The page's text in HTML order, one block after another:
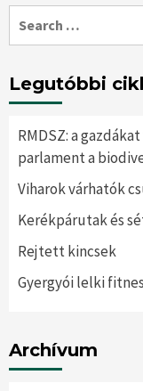
Legutóbbi
RMDSZ: a
parlament a
Viharok várhatók
Kerékpárutak és
Rejtett kincsek
Gyergyói lelki
Archívum